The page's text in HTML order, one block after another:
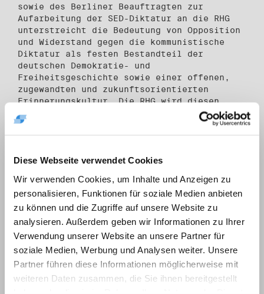
Diese Webseite verwendet Cookies
Wir verwenden Cookies, um Inhalte und Anzeigen zu
personalisieren, Funktionen für soziale Medien anbieten
zu können und die Zugriffe auf unsere Website zu
analysieren. Außerdem geben wir Informationen zu Ihrer
Verwendung unserer Website an unsere Partner für
soziale Medien, Werbung und Analysen weiter. Unsere
Partner führen diese Informationen möglicherweise mit
weiteren Daten zusammen, die Sie ihnen bereitgestellt
sowie des Berliner Beauftragten zur
Aufarbeitung der SED-Diktatur an die RHG
unterstreicht die Bedeutung von Opposition
und Widerstand gegen die kommunistische
Diktatur als festen Bestandteil der
deutschen Demokratie- und
Freiheitsgeschichte sowie einer offenen,
zugewandten und zukunftsorientierten
Erinnerungskultur. Die RHG wird diesen
Auftrag nutzen, neue Partnerschaften
aufzubauen und Netzwerke auch über die
international, insbesondere im Austausch
Osteuropa.
der RHG:
„Unser Archiv bewahrt Zeugnisse von Mut,
Freiheitswillen und friedlichem Engagement.
Mit dem neuen Standort schaffen wir einen
lebendigen Raum, um diese Erfahrungen
sichtbar zu machen und Menschen
verschiedener Herkunft und Generationen für